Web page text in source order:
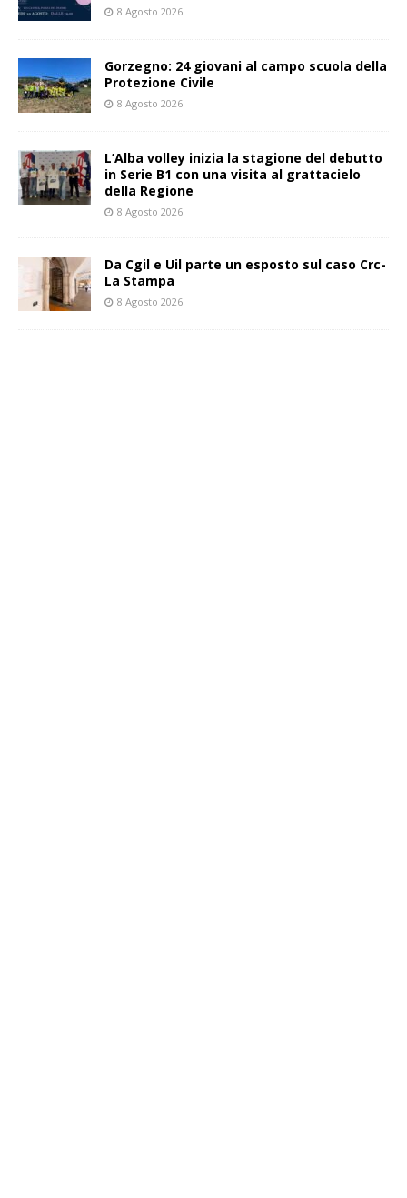
8 Agosto 2026
Gorzegno: 24 giovani al campo scuola della
Protezione Civile
8 Agosto 2026
L’Alba volley inizia la stagione del debutto
in Serie B1 con una visita al grattacielo
della Regione
8 Agosto 2026
Da Cgil e Uil parte un esposto sul caso Crc-
La Stampa
8 Agosto 2026